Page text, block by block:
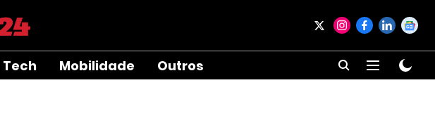
Tech Mobilidade Outros